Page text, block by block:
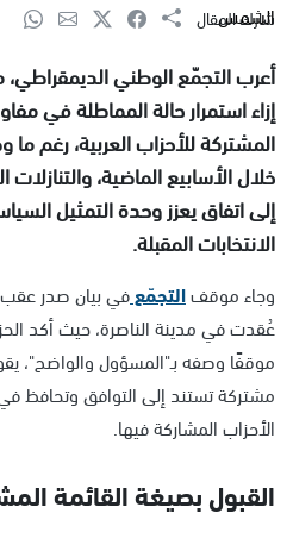
شارك المقال
أعرب التجمّع الوطني
إزاء استمرار حالة المماطلة في
المشتركة للأحزاب العربية، رغم
خلال الأسابيع الماضية،
إلى اتفاق يعزز وحدة التمثيل
الانتخابات المقبلة.
وجاء موقفالتجمّعفي بيان صدر عقب
عُقدت في مدينة الناصرة، حيث أكد
موقفًا وصفه بـ"المسؤول والواضح"،
مشتركة تستند إلى التوافق وتحافظ
الأحزاب المشاركة فيها.
القبول بصيغة القائمة